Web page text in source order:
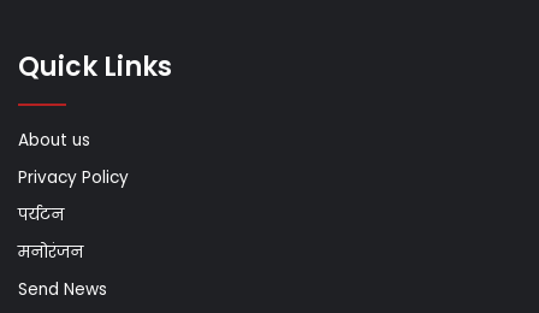
Quick Links
About us
Privacy Policy
पर्यटन
मनोरंजन
Send News